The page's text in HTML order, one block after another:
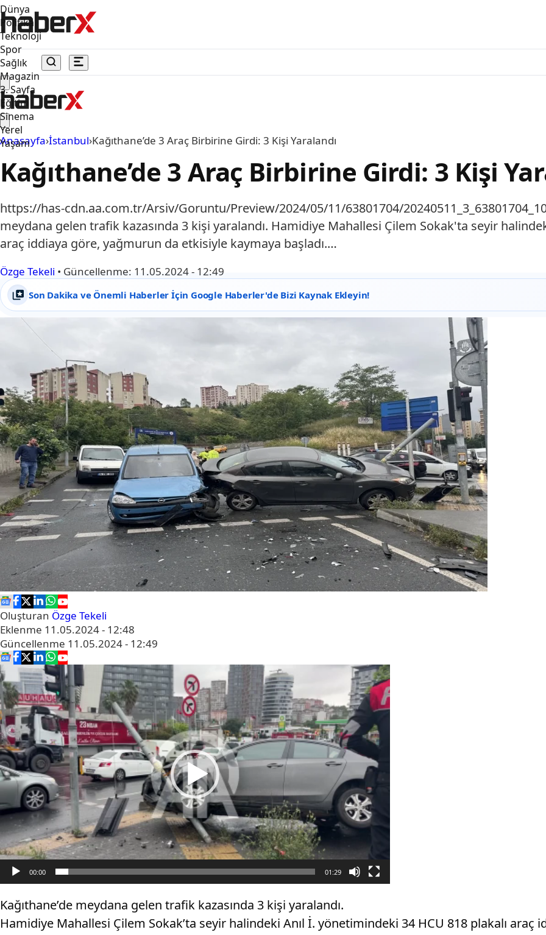
Dünya
Politika
Teknoloji
Spor
Sağlık
Magazin
3. Sayfa
Eğitim
Sinema
Yerel
Yaşam
Anasayfa›İstanbul›Kağıthane’de 3 Araç Birbirine Girdi: 3 Kişi Yaralandı
Kağıthane’de 3 Araç Birbirine Girdi: 3 Kişi
https://has-cdn.aa.com.tr/Arsiv/Goruntu/Preview/2024/05/11/63801704/
meydana gelen trafik kazasında 3 kişi yaralandı. Hamidiye Mahallesi Çilem Sokak'ta seyir
araç iddiaya göre, yağmurun da etkisiyle kaymaya başladı.…
Özge Tekeli • Güncellenme: 11.05.2024 - 12:49
Son Dakika ve Önemli Haberler İçin Google Haberler'de Bizi Kaynak Ekleyin!
Oluşturan Özge Tekeli
Eklenme 11.05.2024 - 12:48
Güncellenme 11.05.2024 - 12:49
Video
oynatıcı
00:00 01:29
Kağıthane’de meydana gelen trafik kazasında 3 kişi yaralandı.
Hamidiye Mahallesi Çilem Sokak’ta seyir halindeki Anıl İ. yönetimindeki 34 HCU 818 plakalı